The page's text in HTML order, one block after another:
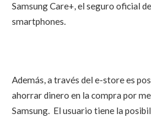
Samsung Care+, el seguro oficial
smartphones.
Además, a través del e-store es
ahorrar dinero en la compra por
Samsung. El usuario tiene la